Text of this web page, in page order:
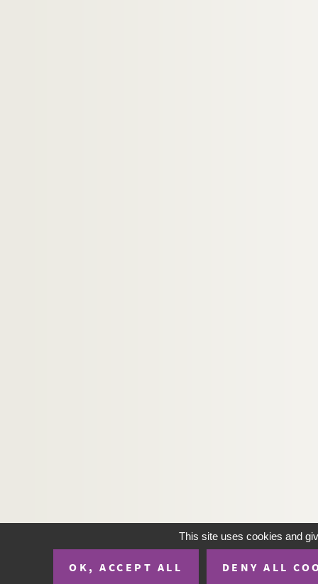
This site uses cookies and
OK, ACCEPT ALL DENY ALL